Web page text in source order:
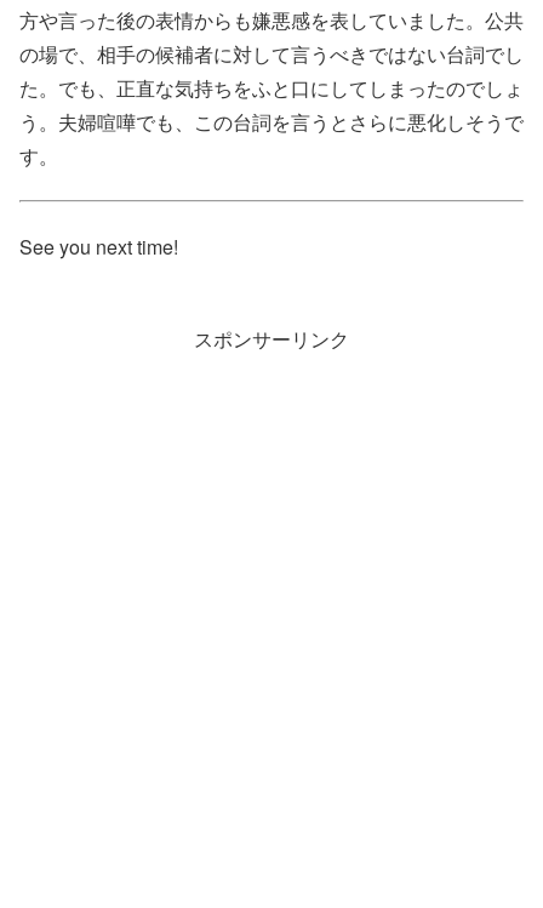
方や言った後の表情からも嫌悪感を表していました。公共
の場で、相手の候補者に対して言うべきではない台詞でし
た。でも、正直な気持ちをふと口にしてしまったのでしょ
う。夫婦喧嘩でも、この台詞を言うとさらに悪化しそうで
す。
See you next time!
スポンサーリンク